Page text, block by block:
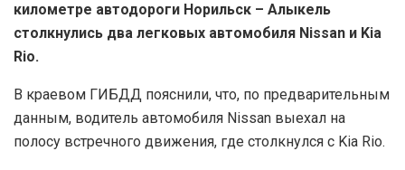
километре автодороги Норильск – Алыкель
столкнулись два легковых автомобиля Nissan и Kiа
Rio.
В краевом ГИБДД пояснили, что, по предварительным
данным, водитель автомобиля Nissan выехал на
полосу встречного движения, где столкнулся с Kiа Rio.